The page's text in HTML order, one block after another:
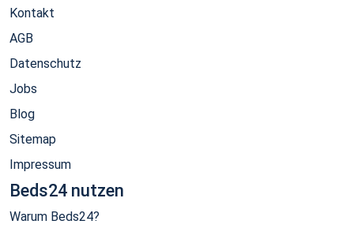
Kontakt
AGB
Datenschutz
Jobs
Blog
Sitemap
Impressum
Beds24 nutzen
Warum Beds24?